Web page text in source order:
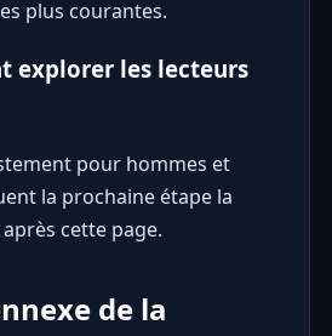
plus courantes.
explorer les lecteurs
pour hommes et
la prochaine étape la
cette page.
de la